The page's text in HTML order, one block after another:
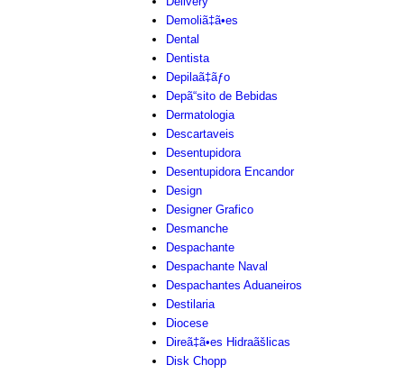
Demoliã‡ã•es
Dental
Dentista
Depilaã‡ãƒo
Depã“sito de Bebidas
Dermatologia
Descartaveis
Desentupidora
Desentupidora Encandor
Design
Designer Grafico
Desmanche
Despachante
Despachante Naval
Despachantes Aduaneiros
Destilaria
Diocese
Direã‡ã•es Hidraãšlicas
Disk Chopp